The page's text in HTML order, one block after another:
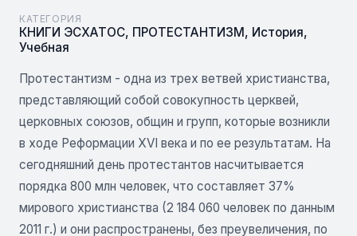
КАТЕГОРИЯ
КНИГИ ЭСХАТОС, ПРОТЕСТАНТИЗМ, История,
Учебная
Протестантизм - одна из трех ветвей христианства,
представляющий собой совокупность церквей,
церковных союзов, общин и групп, которые возникли
в ходе Реформации XVI века и по ее результатам. На
сегодняшний день протестантов насчитывается
порядка 800 млн человек, что составляет 37%
мирового христианства (2 184 060 человек по данным
2011 г.) и они распространены, без преувеличения, по